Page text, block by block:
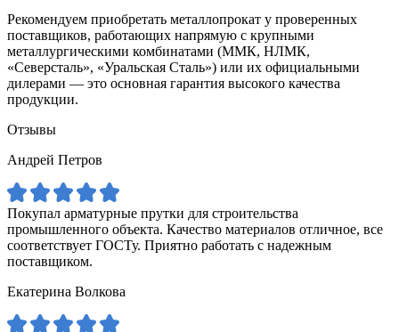
Рекомендуем приобретать металлопрокат у проверенных
поставщиков, работающих напрямую с крупными
металлургическими комбинатами (ММК, НЛМК,
«Северсталь», «Уральская Сталь») или их официальными
дилерами — это основная гарантия высокого качества
продукции.
Отзывы
Андрей Петров
Покупал арматурные прутки для строительства
промышленного объекта. Качество материалов отличное, все
соответствует ГОСТу. Приятно работать с надежным
поставщиком.
Екатерина Волкова